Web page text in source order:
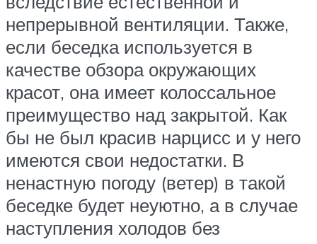
непрерывной вентиляции. Также,
если беседка используется в
качестве обзора окружающих
красот, она имеет колоссальное
преимущество над закрытой. Как
бы не был красив нарцисс и у него
имеются свои недостатки. В
ненастную погоду (ветер) в такой
беседке будет неуютно, а в случае
наступления холодов без